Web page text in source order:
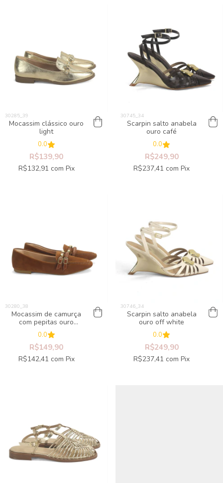
Mocassim clássico ouro
light
0.0
R$139,90
R$132,91 com Pix
Scarpin salto anabela
ouro café
0.0
R$249,90
R$237,41 com Pix
Mocassim de camurça
com pepitas ouro
caramelo
0.0
R$149,90
R$142,41 com Pix
Scarpin salto anabela
ouro off white
0.0
R$249,90
R$237,41 com Pix